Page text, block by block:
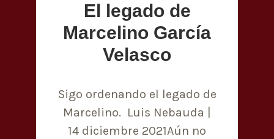
El legado de
Marcelino García
Velasco
Sigo ordenando el legado de
Marcelino. Luis Nebauda |
14 diciembre 2021Aún no